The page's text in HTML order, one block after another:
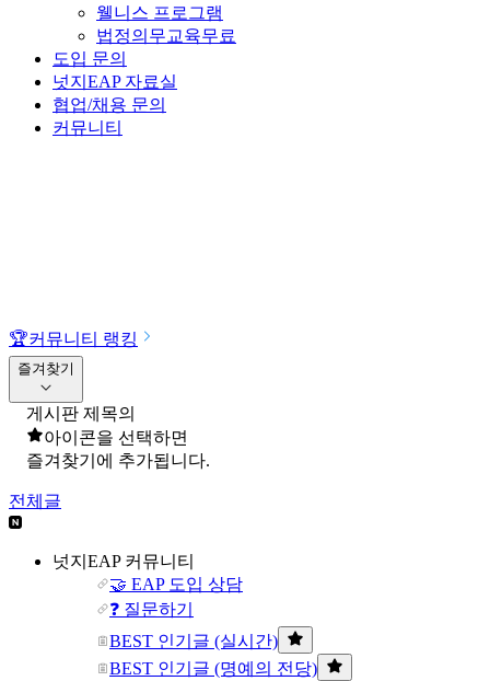
웰니스 프로그램
법정의무교육무료
도입 문의
넛지EAP 자료실
협업/채용 문의
커뮤니티
🏆커뮤니티 랭킹
즐겨찾기
게시판 제목의
아이콘을 선택하면
즐겨찾기에 추가됩니다.
전체글
넛지EAP 커뮤니티
🤝 EAP 도입 상담
❓ 질문하기
BEST 인기글 (실시간)
BEST 인기글 (명예의 전당)